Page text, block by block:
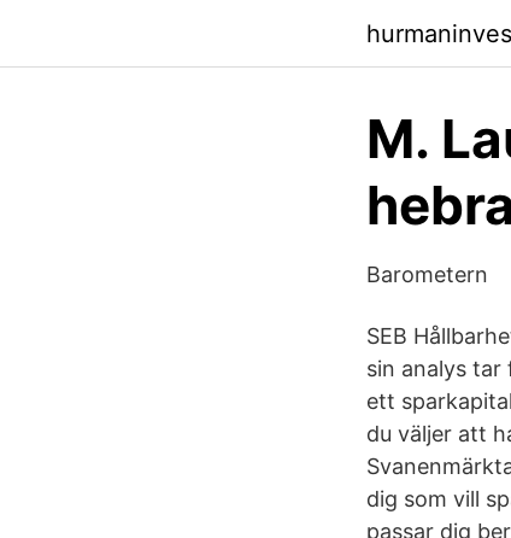
M.
Barometern
SEB
sin analys
ett
du väljer att
dig som vill
passar dig